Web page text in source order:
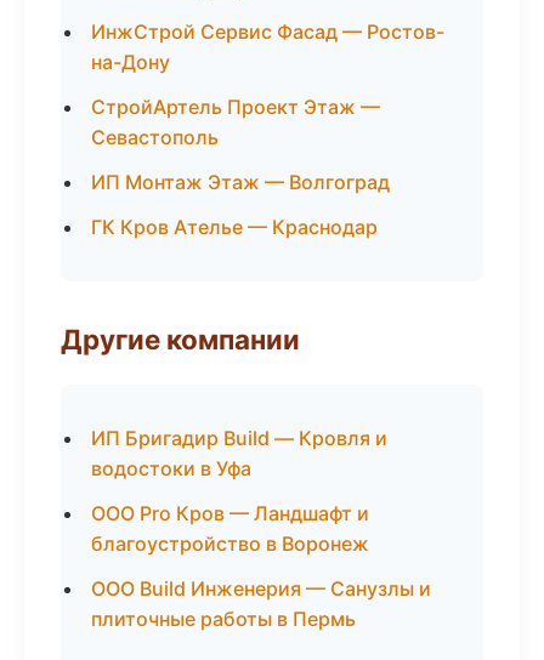
ИнжСтрой Сервис Фасад — Ростов-
на-Дону
СтройАртель Проект Этаж —
Севастополь
ИП Монтаж Этаж — Волгоград
ГК Кров Ателье — Краснодар
Другие компании
ИП Бригадир Build — Кровля и
водостоки в Уфа
ООО Pro Кров — Ландшафт и
благоустройство в Воронеж
ООО Build Инженерия — Санузлы и
плиточные работы в Пермь